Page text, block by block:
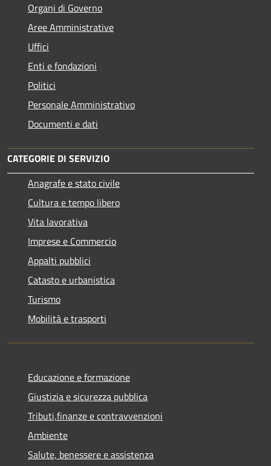
Organi di Governo
Aree Amministrative
Uffici
Enti e fondazioni
Politici
Personale Amministrativo
Documenti e dati
CATEGORIE DI SERVIZIO
Anagrafe e stato civile
Cultura e tempo libero
Vita lavorativa
Imprese e Commercio
Appalti pubblici
Catasto e urbanistica
Turismo
Mobilità e trasporti
Educazione e formazione
Giustizia e sicurezza pubblica
Tributi,finanze e contravvenzioni
Ambiente
Salute, benessere e assistenza